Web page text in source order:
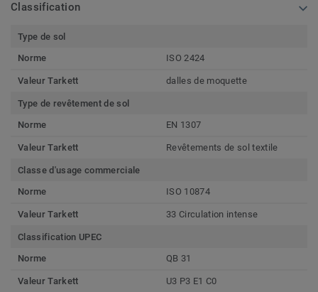
Classification
Type de sol
Norme
ISO 2424
Valeur Tarkett dalles de moquette
Type de revêtement de sol
Norme
EN 1307
Valeur Tarkett Revêtements de sol textile
Classe d'usage commerciale
Norme
ISO 10874
Valeur Tarkett 33 Circulation intense
Classification UPEC
Norme
QB 31
Valeur Tarkett U3 P3 E1 C0